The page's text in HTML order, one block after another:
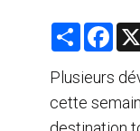
S
r
e
F
e
b
o
Plusieurs
cette